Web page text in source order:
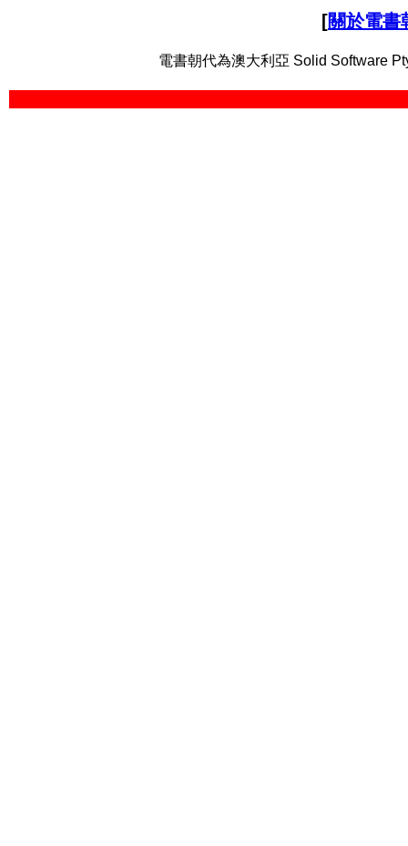
[關於電書
電書朝代為澳大利亞 Solid Software